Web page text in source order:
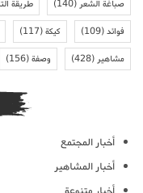
صباغة الشعر(140) طريقة
فوائد(109) كيكة(117)
مشاهير(428) وصفة(156)
أخبار المجتمع
أخبار المشاهير